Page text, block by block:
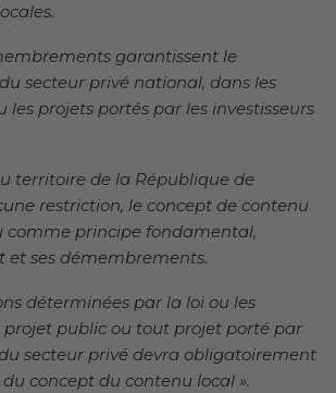
garantissent le
secteur privé national, dans les
les projets portés par les investisseurs
territoire de la République de
restriction, le concept de contenu
comme principe fondamental,
et ses démembrements.
déterminées par la loi ou les
public ou tout projet porté par
secteur privé devra obligatoirement
concept du contenu local ».